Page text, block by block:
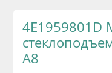
4E1959801D
A8